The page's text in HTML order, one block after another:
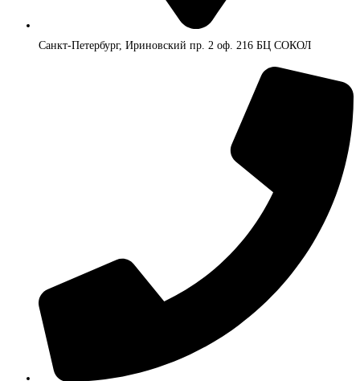
Санкт-Петербург, Ириновский пр. 2 оф. 216 БЦ СОКОЛ